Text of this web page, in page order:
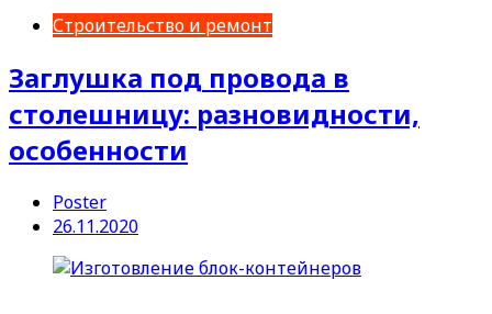
Строительство и ремонт
Заглушка под провода в
столешницу: разновидности,
особенности
Poster
26.11.2020